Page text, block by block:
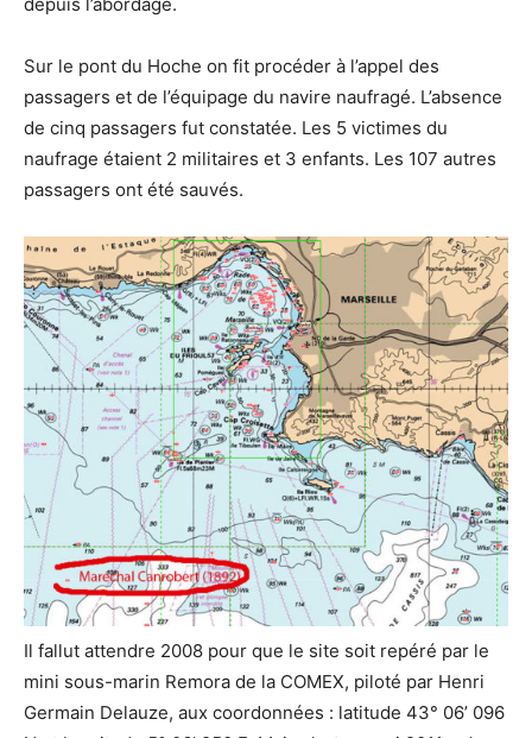
Sur le pont du Hoche on fit procéder à l’appel des
passagers et de l’équipage du navire naufragé. L’absence
de cinq passagers fut constatée. Les 5 victimes du
naufrage étaient 2 militaires et 3 enfants. Les 107 autres
passagers ont été sauvés.
Il fallut attendre 2008 pour que le site soit repéré par le
mini sous-marin Remora de la COMEX, piloté par Henri
Germain Delauze, aux coordonnées : latitude 43° 06’ 096